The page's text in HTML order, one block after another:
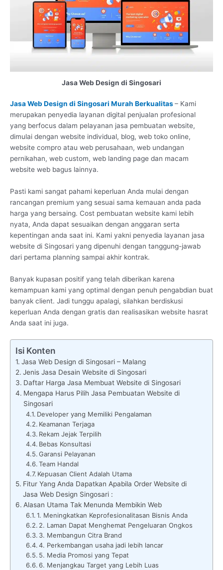
Jasa Web Design di Singosari
Jasa Web Design di Singosari Murah Berkualitas– Kami
merupakan penyedia layanan digital penjualan profesional
yang berfocus dalam pelayanan jasa pembuatan website,
dimulai dengan website individual, blog, web toko online,
website compro atau web perusahaan, web undangan
pernikahan, web custom, web landing page dan macam
website web bagus lainnya.
Pasti kami sangat pahami keperluan Anda mulai dengan
rancangan premium yang sesuai sama kemauan anda pada
harga yang bersaing. Cost pembuatan website kami lebih
nyata, Anda dapat sesuaikan dengan anggaran serta
kepentingan anda saat ini. Kami yakni penyedia layanan jasa
website di Singosari yang dipenuhi dengan tanggung-jawab
dari pertama planning sampai akhir kontrak.
Banyak kupasan positif yang telah diberikan karena
kemampuan kami yang optimal dengan penuh pengabdian buat
banyak client. Jadi tunggu apalagi, silahkan berdiskusi
keperluan Anda dengan gratis dan realisasikan website hasrat
Anda saat ini juga.
Isi Konten
Jasa Web Design di Singosari – Malang
Jenis Jasa Desain Website di Singosari
Daftar Harga Jasa Membuat Website di Singosari
Mengapa Harus Pilih Jasa Pembuatan Website di
Singosari
Developer yang Memiliki Pengalaman
Keamanan Terjaga
Rekam Jejak Terpilih
Bebas Konsultasi
Garansi Pelayanan
Team Handal
Kepuasan Client Adalah Utama
Fitur Yang Anda Dapatkan Apabila Order Website di
Jasa Web Design Singosari :
Alasan Utama Tak Menunda Membikin Web
1. Meningkatkan Keprofesionalitasan Bisnis Anda
2. Laman Dapat Menghemat Pengeluaran Ongkos
3. Membangun Citra Brand
4. Perkembangan usaha jadi lebih lancar
5. Media Promosi yang Tepat
6. Menjangkau Target yang Lebih Luas